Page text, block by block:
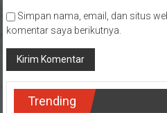
Simpan nama, email, dan situs
komentar saya berikutnya.
Trending